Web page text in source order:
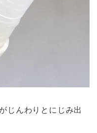
じんわりとにじみ出